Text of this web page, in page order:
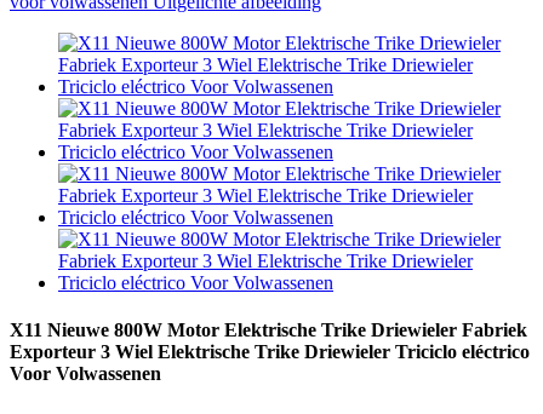
X11 Nieuwe 800W Motor Elektrische Trike Driewieler Fabriek
Exporteur 3 Wiel Elektrische Trike Driewieler Triciclo eléctrico
Voor Volwassenen